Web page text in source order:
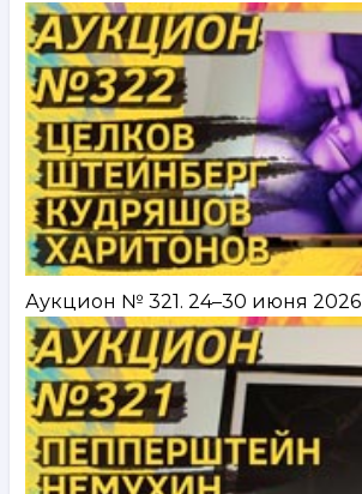
Аукцион № 321. 24–30 июня 2026